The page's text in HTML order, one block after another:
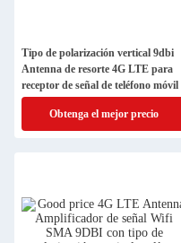
Tipo de polarización vertical 9dbi
Antenna de resorte 4G LTE para
receptor de señal de teléfono móvil
Obtenga el mejor precio